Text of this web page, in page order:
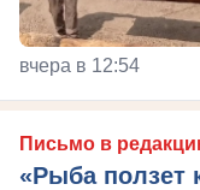
вчера в 12:54
Письмо в
«Рыба ползет